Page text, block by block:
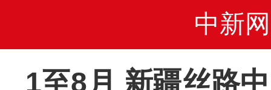
中新网
1至8月 新疆丝路